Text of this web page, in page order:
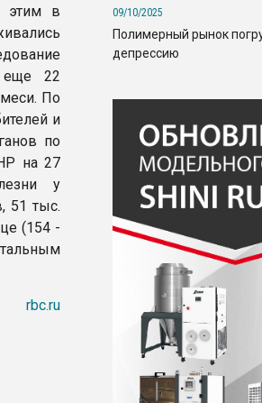
этим в
еще 22
По
и
по
на 27
у
51 тыс.
(154 -
rbc.ru
09/10/2025
Полимерный рынок
депрессию